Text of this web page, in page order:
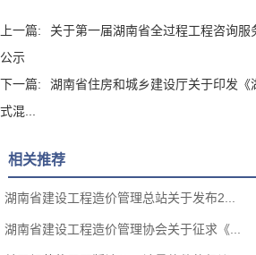
上一篇:
关于第一届湖南省全过程工程咨询
公示
下一篇:
湖南省住房和城乡建设厅关于印发《
式混...
相关推荐
湖南省建设工程造价管理总站关于发布2...
湖南省建设工程造价管理协会关于征求《...